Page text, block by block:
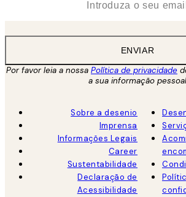
ENVIAR
Por favor leia a nossa Política de privacidade
a sua informação pessoal
Sobre a desenio
Imprensa
Informações Legais
Career
Sustentabilidade
Declaração de
Acessibilidade